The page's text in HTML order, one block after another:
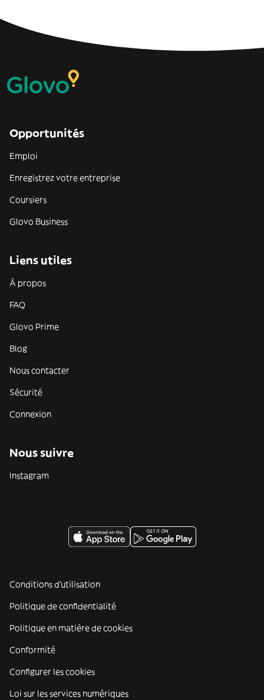
Opportunités
Emploi
Enregistrez votre entreprise
Coursiers
Glovo Business
Liens utiles
À propos
FAQ
Glovo Prime
Blog
Nous contacter
Sécurité
Connexion
Nous suivre
Instagram
Conditions d'utilisation
Politique de confidentialité
Politique en matière de cookies
Conformité
Configurer les cookies
Loi sur les services numériques